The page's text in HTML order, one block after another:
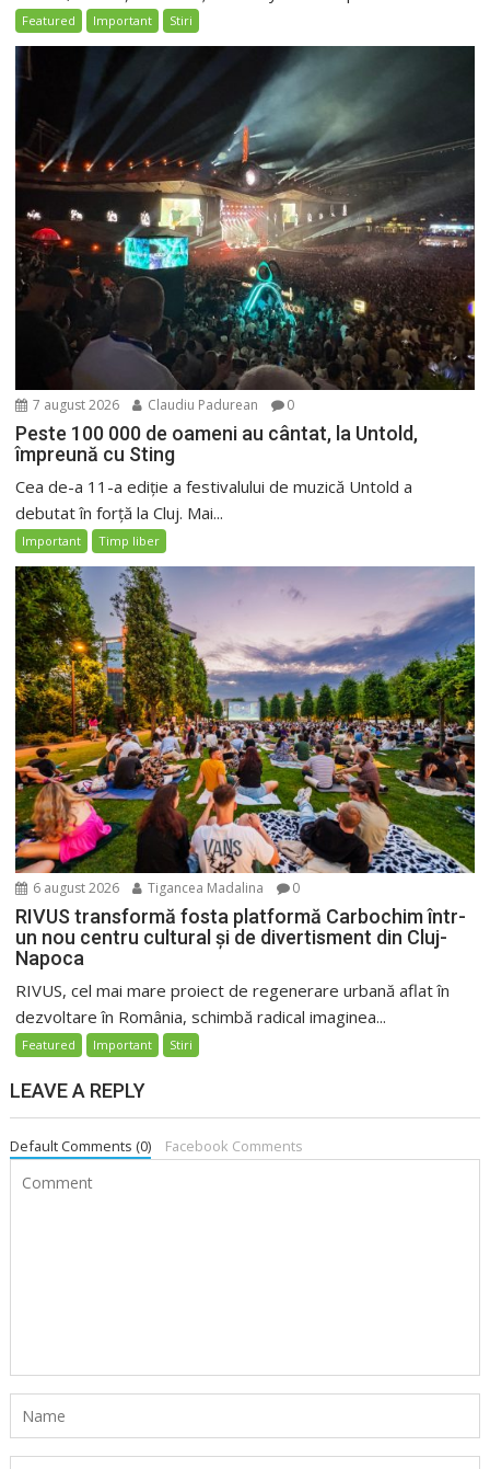
Featured Important Stiri
7 august 2026 Claudiu Padurean 0
Peste 100 000 de oameni au cântat, la Untold,
împreună cu Sting
Cea de-a 11-a ediție a festivalului de muzică Untold a
debutat în forță la Cluj. Mai...
Important Timp liber
6 august 2026 Tigancea Madalina 0
RIVUS transformă fosta platformă Carbochim într-
un nou centru cultural și de divertisment din Cluj-
Napoca
RIVUS, cel mai mare proiect de regenerare urbană aflat în
dezvoltare în România, schimbă radical imaginea...
Featured Important Stiri
LEAVE A REPLY
Default Comments (0) Facebook Comments